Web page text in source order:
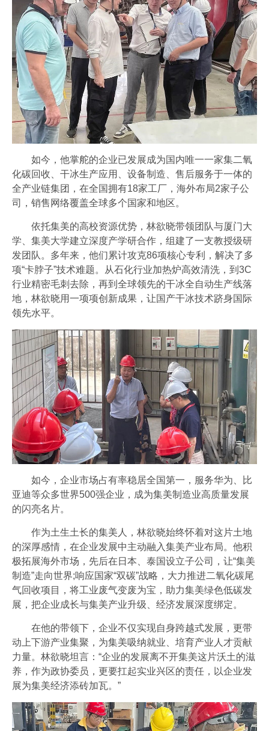
如今，他掌舵的企业已发展成为国内唯一一家集二氧
化碳回收、干冰生产应用、设备制造、售后服务于一体的
全产业链集团，在全国拥有18家工厂，海外布局2家子公
司，销售网络覆盖全球多个国家和地区。
依托集美的高校资源优势，林欲晓带领团队与厦门大
学、集美大学建立深度产学研合作，组建了一支教授级研
发团队。多年来，他们累计攻克86项核心专利，解决了多
项“卡脖子”技术难题。从石化行业加热炉高效清洗，到3C
行业精密毛刺去除，再到全球领先的干冰全自动生产线落
地，林欲晓用一项项创新成果，让国产干冰技术跻身国际
领先水平。
如今，企业市场占有率稳居全国第一，服务华为、比
亚迪等众多世界500强企业，成为集美制造业高质量发展
的闪亮名片。
作为土生土长的集美人，林欲晓始终怀着对这片土地
的深厚感情，在企业发展中主动融入集美产业布局。他积
极拓展海外市场，先后在日本、泰国设立子公司，让“集美
制造”走向世界;响应国家“双碳”战略，大力推进二氧化碳尾
气回收项目，将工业废气变废为宝，助力集美绿色低碳发
展，把企业成长与集美产业升级、经济发展深度绑定。
在他的带领下，企业不仅实现自身跨越式发展，更带
动上下游产业集聚，为集美吸纳就业、培育产业人才贡献
力量。林欲晓坦言：“企业的发展离不开集美这片沃土的滋
养，作为政协委员，更要扛起实业兴区的责任，以企业发
展为集美经济添砖加瓦。”